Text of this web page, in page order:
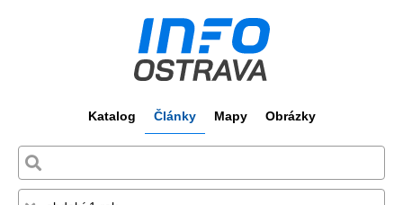
Katalog Články Mapy Obrázky